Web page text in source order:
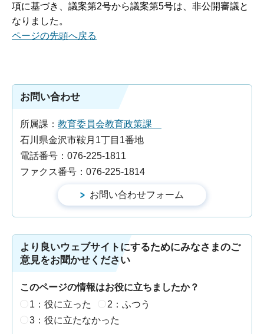
項に基づき、議案第2号から議案第5号は、非公開審議と
なりました。
ページの先頭へ戻る
お問い合わせ
所属課： 教育委員会教育政策課
石川県金沢市鞍月1丁目1番地
電話番号：076-225-1811
ファクス番号：076-225-1814
より良いウェブサイトにするためにみなさまのご
意見をお聞かせください
このページの情報はお役に立ちましたか？
1：役に立った
2：ふつう
3：役に立たなかった